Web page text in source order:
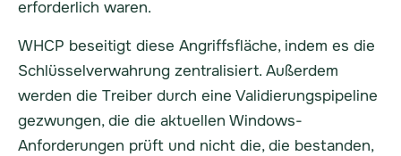
erforderlich waren.
WHCP beseitigt diese Angriffsfläche, indem es die
Schlüsselverwahrung zentralisiert. Außerdem
werden die Treiber durch eine Validierungspipeline
gezwungen, die die aktuellen Windows-
Anforderungen prüft und nicht die, die bestanden,